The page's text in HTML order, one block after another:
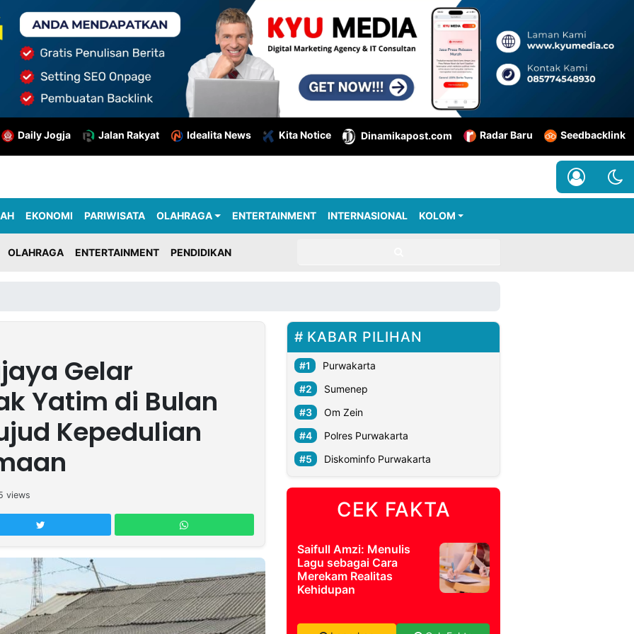
Daily Jogja Jalan Rakyat Idealita News Kita Notice Dinamikapost.com Radar Baru Seedbacklink
EKONOMI PARIWISATA OLAHRAGA ENTERTAINMENT INTERNASIONAL KOLOM
OLAHRAGA ENTERTAINMENT PENDIDIKAN
Gelar
Yatim di Bulan
Kepedulian
views
KABAR PILIHAN
Purwakarta
Sumenep
Om Zein
Polres Purwakarta
Diskominfo Purwakarta
CEK FAKTA
Saifull Amzi: Menulis
Lagu sebagai Cara
Merekam Realitas
Kehidupan